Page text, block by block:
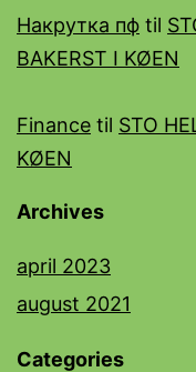
Накрутка пф til
BAKERST I KØEN
Finance til STO
KØEN
Archives
april 2023
august 2021
Categories